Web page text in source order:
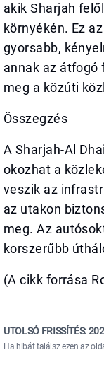
akik Sharjah
környékén. Ez
gyorsabb,
annak az átfogó
meg a közúti
Összegzés
A Sharjah-Al
okozhat a
veszik az
az utakon
meg. Az
korszerűbb
(A cikk forrása
UTOLSÓ FRISSÍTÉS:
Ha hibát találsz ezen az